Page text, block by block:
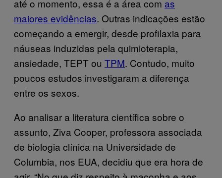
até o momento, essa é a área com as
maiores evidências. Outras indicações estão
começando a emergir, desde profilaxia para
náuseas induzidas pela quimioterapia,
ansiedade, TEPT ou TPM. Contudo, muito
poucos estudos investigaram a diferença
entre os sexos.
Ao analisar a literatura científica sobre o
assunto, Ziva Cooper, professora associada
de biologia clínica na Universidade de
Columbia, nos EUA, decidiu que era hora de